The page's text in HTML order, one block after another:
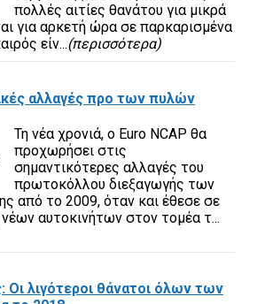
πολλές αιτίες θανάτου για μικρά
για αρκετή ώρα σε παρκαρισμένα
είν...(περισσότερα)
αλλαγές προ των πυλών
Τη νέα χρονιά, ο Euro NCAP θα
προχωρήσει στις
σημαντικότερες αλλαγές του
πρωτοκόλλου διεξαγωγής των
από το 2009, όταν και έθεσε σε
νέων αυτοκινήτων στον τομέα τ...
Οι λιγότεροι θάνατοι όλων των